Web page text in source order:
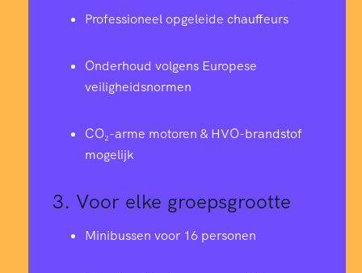
Professioneel opgeleide chauffeurs
Onderhoud volgens Europese
veiligheidsnormen
CO₂-arme motoren & HVO-brandstof
mogelijk
3. Voor elke groepsgrootte
Minibussen voor 16 personen